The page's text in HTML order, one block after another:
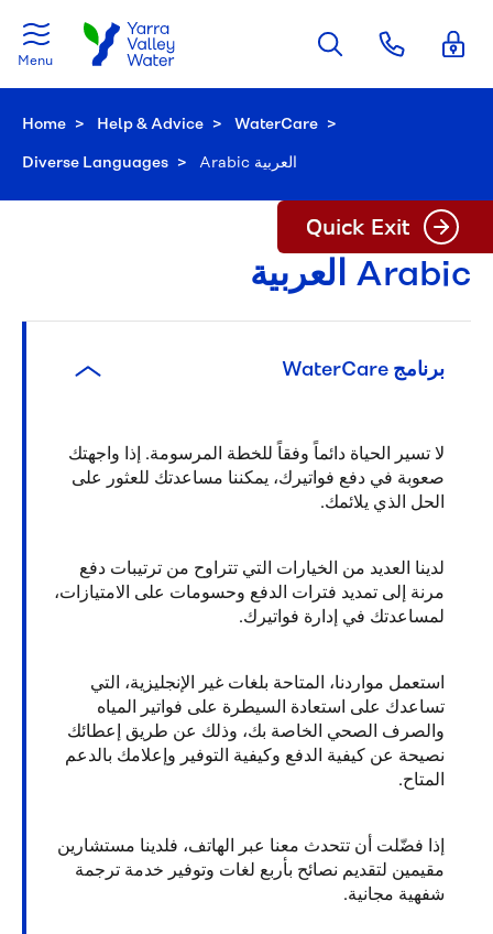
Menu
Home Help & Advice WaterCare
Diverse Languages Current:Arabic العربية
Arabic العربية
برنامج WaterCare
لا تسير الحياة دائماً وفقاً للخطة المرسومة. إذا واجهتك
صعوبة في دفع فواتيرك، يمكننا مساعدتك للعثور
على
الحل الذي يلائمك.
لدينا العديد من الخيارات التي تتراوح من ترتيبات دفع
مرنة إلى تمديد فترات الدفع وحسومات على الامتيازات،
لمساعدتك في إدارة فواتيرك.
استعمل مواردنا، المتاحة بلغات غير
الإنجليزية، التي
تساعدك على استعادة السيطرة على فواتير
المياه
والصرف الصحي الخاصة بك، وذلك عن طريق
إعطائك
نصيحة عن كيفية الدفع وكيفية التوفير وإعلامك بالدعم
المتاح.
إذا فضّلت أن تتحدث معنا عبر الهاتف، فلدينا مستشارين
مقيمين لتقديم نصائح بأربع لغات وتوفير خدمة ترجمة
شفهية مجانية.